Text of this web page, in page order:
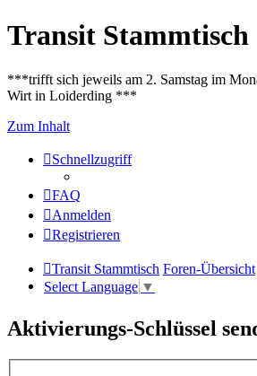
Transit Stammtisch
***trifft sich jeweils am 2. Samstag im
Wirt in Loiderding ***
Zum Inhalt
Schnellzugriff
FAQ
Anmelden
Registrieren
Transit Stammtisch Foren-Übersicht
Select Language ▼
Aktivierungs-Schlüssel